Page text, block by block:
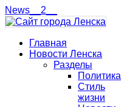
News__2__
Главная
Новости Ленска
Разделы
Политика
Стиль
жизни